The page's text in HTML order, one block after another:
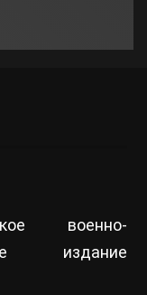
военно-
издание